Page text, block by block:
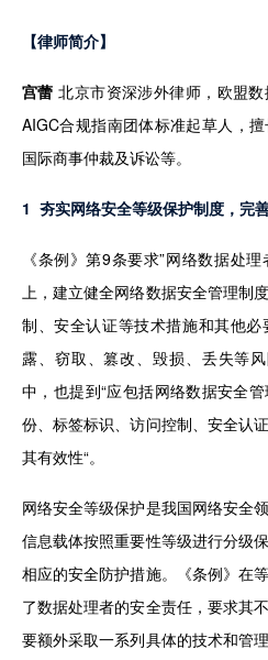
【律师简介】
宫蕾 北京市资深涉外律师，欧盟
AIGC合规指南团体标准起草人，擅
国际商事仲裁及诉讼等。
1  夯实网络安全等级保护制度，完
《条例》第9条要求”网络数据处
上，建立健全网络数据安全管理制
制、安全认证等技术措施和其他
露、窃取、篡改、毁损、丢失等
中，也提到“应包括网络数据安全
份、标签标识、访问控制、安全认
其有效性“。
网络安全等级保护是我国网络安全
信息载体按照重要性等级进行分级
相应的安全防护措施。《条例》在
了数据处理者的安全责任，要求其
要额外采取一系列具体的技术和管